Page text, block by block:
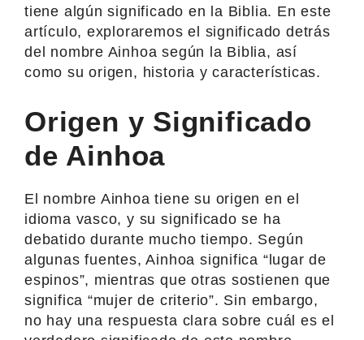
tiene algún significado en la Biblia. En este
artículo, exploraremos el significado detrás
del nombre Ainhoa según la Biblia, así
como su origen, historia y características.
Origen y Significado
de Ainhoa
El nombre Ainhoa tiene su origen en el
idioma vasco, y su significado se ha
debatido durante mucho tiempo. Según
algunas fuentes, Ainhoa significa “lugar de
espinos”, mientras que otras sostienen que
significa “mujer de criterio”. Sin embargo,
no hay una respuesta clara sobre cuál es el